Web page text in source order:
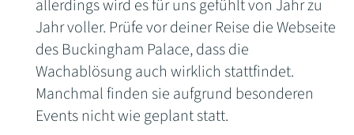
allerdings wird es für uns gefühlt von Jahr zu
Jahr voller. Prüfe vor deiner Reise die Webseite
des Buckingham Palace, dass die
Wachablösung auch wirklich stattfindet.
Manchmal finden sie aufgrund besonderen
Events nicht wie geplant statt.